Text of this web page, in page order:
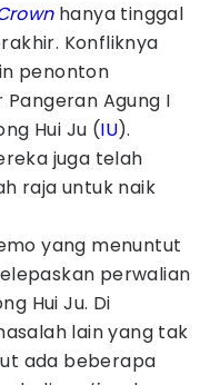
hanya tinggal
Konfliknya
penonton
Agung I
Hui Ju (IU).
juga telah
raja untuk naik
yang menuntut
perwalian
Hui Ju. Di
lain yang tak
ada beberapa